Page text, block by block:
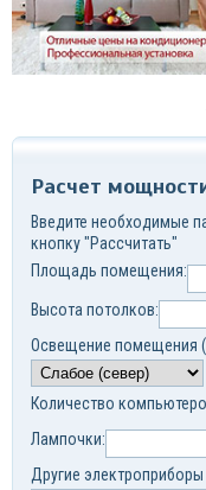
Расчет
Введите необходимые
кнопку "Рассчитать"
Площадь помещения:
Высота потолков:
Освещение помещения
Количество
Лампочки:
Другие